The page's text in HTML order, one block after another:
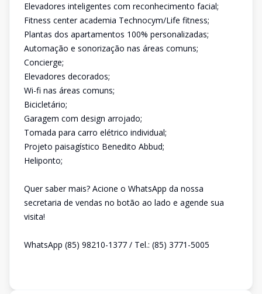
Elevadores inteligentes com reconhecimento facial;
Fitness center academia Technocym/Life fitness;
Plantas dos apartamentos 100% personalizadas;
Automação e sonorização nas áreas comuns;
Concierge;
Elevadores decorados;
Wi-fi nas áreas comuns;
Bicicletário;
Garagem com design arrojado;
Tomada para carro elétrico individual;
Projeto paisagístico Benedito Abbud;
Heliponto;
Quer saber mais? Acione o WhatsApp da nossa
secretaria de vendas no botão ao lado e agende sua
visita!
WhatsApp (85) 98210-1377 / Tel.: (85) 3771-5005